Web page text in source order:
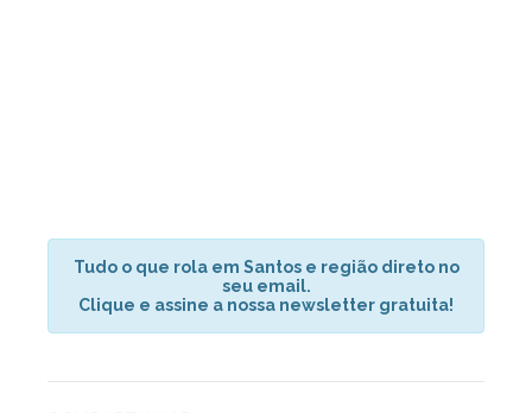
Tudo o que rola em Santos e região direto no
seu email.
Clique e assine a nossa newsletter gratuita!